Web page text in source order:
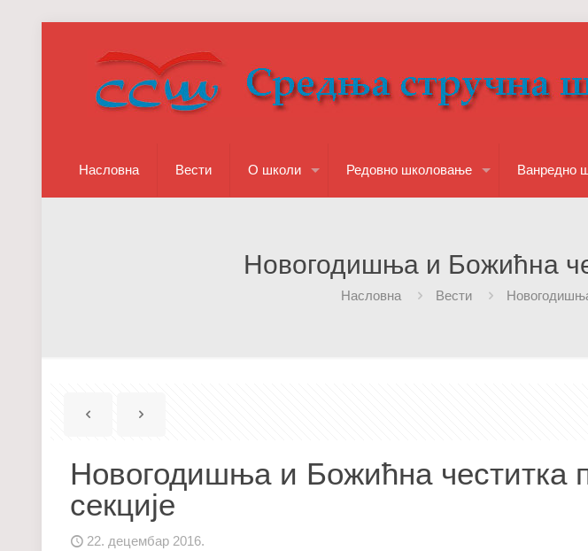
Насловна Вести О школи Редовно школовање Ванредно
Новогодишња и Божићна
Насловна Вести
Новогодишња и Божићна честитка
секције
22. децембар 2016.